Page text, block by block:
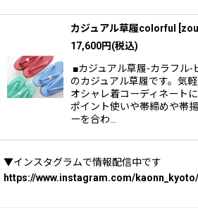
カジュアル草履colorful
17,600円(税込)
■カジュアル草履-カラフル-
のカジュアル草履です。気
オシャレ着コーディネート
ポイント使いや帯締めや帯
ーを合わ…
▼インスタグラムで情報配信中です
https://www.instagram.com/kaonn_kyoto/